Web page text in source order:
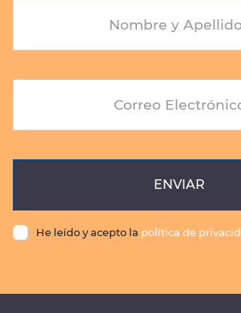
Nombre y
Correo
ENVIAR
He leído y acepto la política de